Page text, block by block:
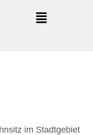
im Stadtgebiet